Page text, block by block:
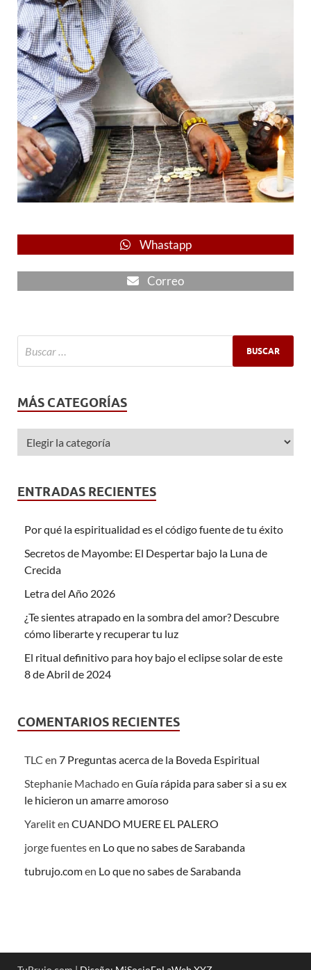
Whastapp
Correo
MÁS CATEGORÍAS
ENTRADAS RECIENTES
Por qué la espiritualidad es el código fuente de tu éxito
Secretos de Mayombe: El Despertar bajo la Luna de
Crecida
Letra del Año 2026
¿Te sientes atrapado en la sombra del amor? Descubre
cómo liberarte y recuperar tu luz
El ritual definitivo para hoy bajo el eclipse solar de este
8 de Abril de 2024
COMENTARIOS RECIENTES
TLC en 7 Preguntas acerca de la Boveda Espiritual
Stephanie Machadoen Guía rápida para saber si a su ex
le hicieron un amarre amoroso
Yareliten CUANDO MUERE EL PALERO
jorge fuentesen Lo que no sabes de Sarabanda
tubrujo.comen Lo que no sabes de Sarabanda